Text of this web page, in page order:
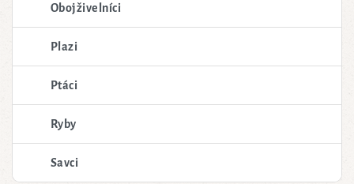
Obojživelníci
Plazi
Ptáci
Ryby
Savci